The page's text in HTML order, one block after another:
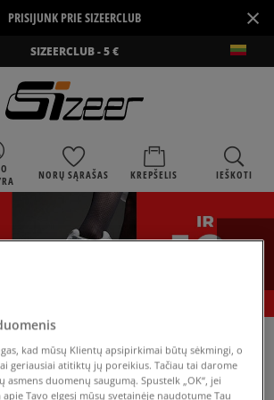
PRISIJUNK PRIE SIZEERCLUB ×
SIZEERCLUB - 5 €
NORŲ SĄRAŠAS KREPŠELIS IEŠKOTI
kad mūsų Klientų apsipirkimai būtų sėkmingi, o
geriausiai atitiktų jų poreikius. Tačiau tai darome
asmens duomenų saugumą. Spustelk „OK“, jei
Tavo elgesį mūsų svetainėje naudotume Tau